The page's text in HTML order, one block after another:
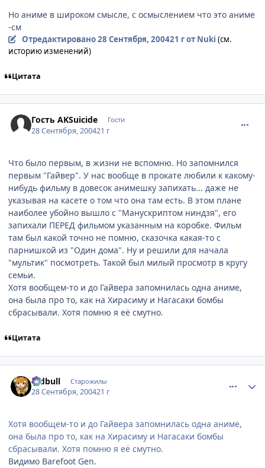
Но аниме в широком смысле, с осмыслением что это аниме
-см
Отредактировано28 Сентября, 200421 гот Nuki (см.
историю изменений)
Цитата
Гость AKSuicide Гости
28 Сентября, 200421 г
Что было первым, в жизни не вспомню. Но запомнился
первым "Гайвер". У нас вообще в прокате любили к какому-
нибудь фильму в довесок анимешку запихать... даже не
указывая на касете о том что она там есть. В этом плане
наиболее убойно вышло с "Манускриптом ниндзя", его
запихали ПЕРЕД фильмом указанным на коробке. Фильм
там был какой точно не помню, сказочка какая-то с
парнишкой из "Один дома". Ну и решили для начала
"мультик" посмотреть. Такой был милый просмотр в кругу
семьи.
Хотя вообщем-то и до Гайвера запомнилась одна аниме,
она была про то, как на Хирасиму и Нагасаки бомбы
сбрасывали. Хотя помню я её смутно.
Цитата
redbull Старожилы
28 Сентября, 200421 г
Хотя вообщем-то и до Гайвера запомнилась одна аниме,
она была про то, как на Хирасиму и Нагасаки бомбы
сбрасывали. Хотя помню я её смутно.
Видимо Barefoot Gen.